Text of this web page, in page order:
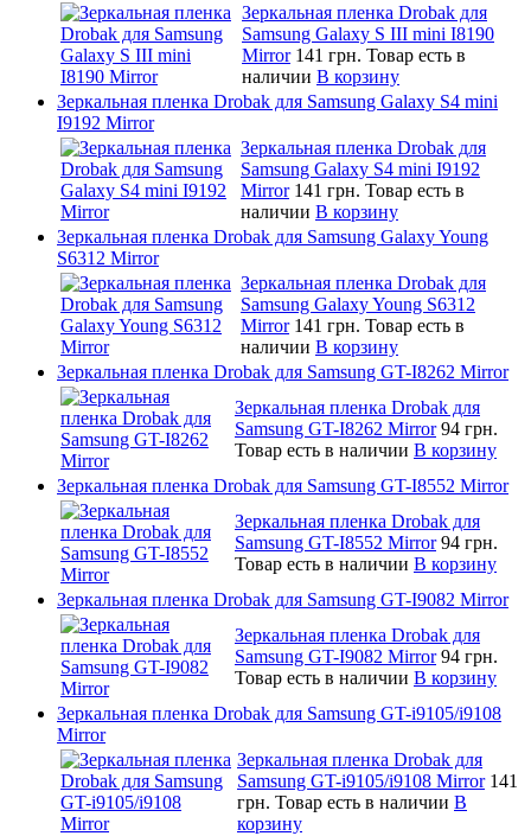
Зеркальная пленка Drobak для
Samsung Galaxy S III mini I8190
Mirror 141 грн. Товар есть в
наличии В корзину
Зеркальная пленка Drobak для Samsung Galaxy S4 mini
I9192 Mirror
Зеркальная пленка Drobak для
Samsung Galaxy S4 mini I9192
Mirror 141 грн. Товар есть в
наличии В корзину
Зеркальная пленка Drobak для Samsung Galaxy Young
S6312 Mirror
Зеркальная пленка Drobak для
Samsung Galaxy Young S6312
Mirror 141 грн. Товар есть в
наличии В корзину
Зеркальная пленка Drobak для Samsung GT-I8262 Mirror
Зеркальная пленка Drobak для
Samsung GT-I8262 Mirror 94 грн.
Товар есть в наличии В корзину
Зеркальная пленка Drobak для Samsung GT-I8552 Mirror
Зеркальная пленка Drobak для
Samsung GT-I8552 Mirror 94 грн.
Товар есть в наличии В корзину
Зеркальная пленка Drobak для Samsung GT-I9082 Mirror
Зеркальная пленка Drobak для
Samsung GT-I9082 Mirror 94 грн.
Товар есть в наличии В корзину
Зеркальная пленка Drobak для Samsung GT-i9105/i9108
Mirror
Зеркальная пленка Drobak для
Samsung GT-i9105/i9108 Mirror 141
грн. Товар есть в наличии В
корзину